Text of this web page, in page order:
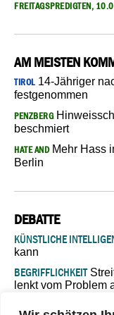
FREITAGSPREDIGTEN,
AM MEISTEN
TIROL14-Jähriger
festgenommen
PENZBERG
beschmiert
HATE ANDMehr Hass
Berlin
DEBATTE
KÜNSTLICHE
kann
BEGRIFFLICHKEIT
lenkt vom Problem